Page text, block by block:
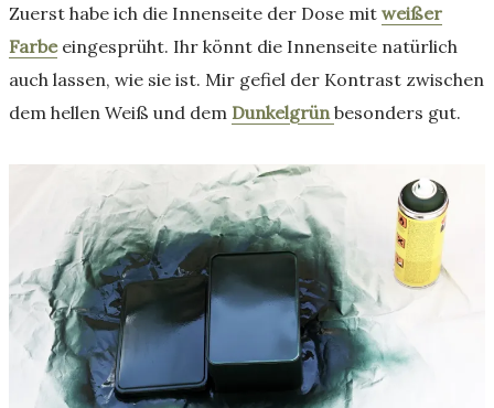
Zuerst habe ich die Innenseite der Dose mit weißer
Farbeeingesprüht. Ihr könnt die Innenseite natürlich
auch lassen, wie sie ist. Mir gefiel der Kontrast zwischen
dem hellen Weiß und dem Dunkelgrün besonders gut.